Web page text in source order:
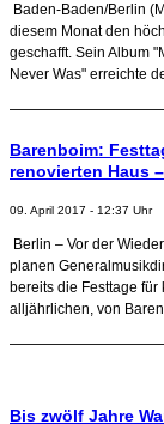
Baden-Baden/Berlin
diesem Monat den
geschafft. Sein Album
Never Was" erreichte
Barenboim:
renovierten Haus
09. April 2017 - 12:37 Uhr
Berlin – Vor der
planen
bereits die Festtage
alljährlichen, von
Bis zwölf Jahre